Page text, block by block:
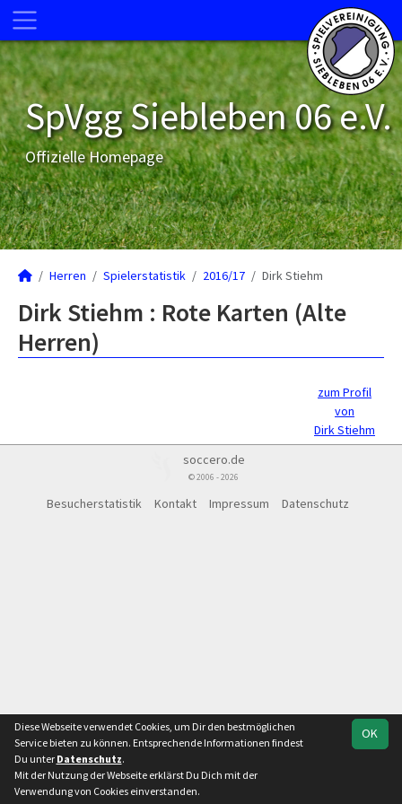
SpVgg Siebleben 06 e.V.
Offizielle Homepage
Herren Spielerstatistik 2016/17 Dirk Stiehm
Dirk Stiehm : Rote Karten (Alte
Herren)
zum Profil
von
Dirk Stiehm
soccero.de
© 2006 - 2026
Besucherstatistik Kontakt Impressum Datenschutz
OK
Diese Webseite verwendet Cookies, um Dir den bestmöglichen
Service bieten zu können. Entsprechende Informationen findest
Du unter Datenschutz.
Mit der Nutzung der Webseite erklärst Du Dich mit der
Verwendung von Cookies einverstanden.